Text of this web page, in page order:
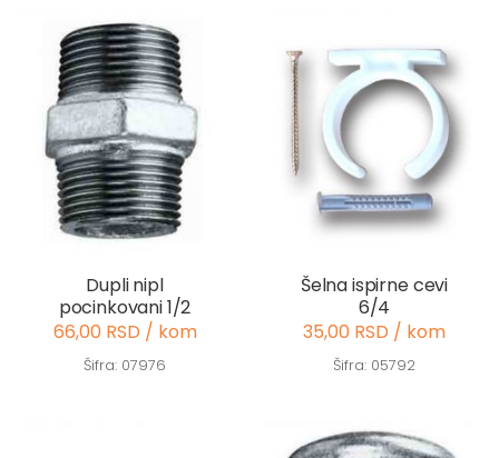
Dupli nipl
pocinkovani 1/2
66,00 RSD / kom
Šifra: 07976
Šelna ispirne cevi
6/4
35,00 RSD / kom
Šifra: 05792